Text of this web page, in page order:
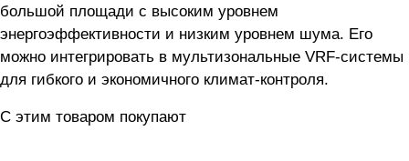
большой площади с высоким уровнем
энергоэффективности и низким уровнем шума. Его
можно интегрировать в мультизональные VRF-системы
для гибкого и экономичного климат-контроля.
С этим товаром покупают